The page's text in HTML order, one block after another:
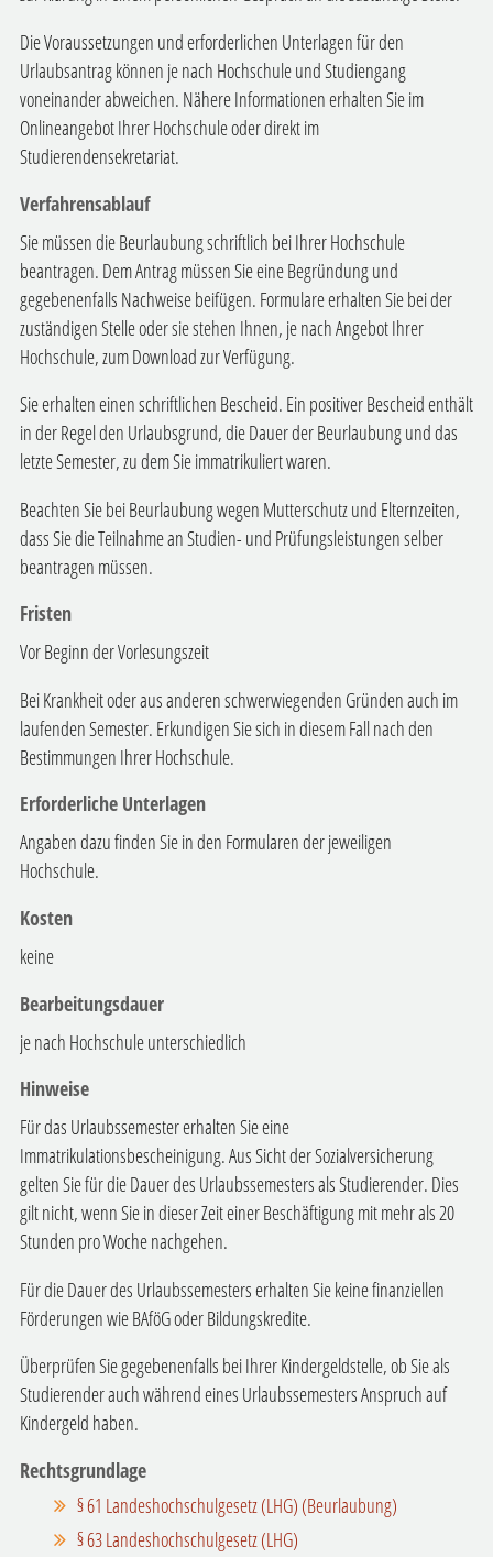
Die Voraussetzungen und erforderlichen Unterlagen für den
Urlaubsantrag können je nach Hochschule und Studiengang
voneinander abweichen. Nähere Informationen erhalten Sie im
Onlineangebot Ihrer Hochschule oder direkt im
Studierendensekretariat.
Verfahrensablauf
Sie müssen die Beurlaubung schriftlich bei Ihrer Hochschule
beantragen. Dem Antrag müssen Sie eine Begründung und
gegebenenfalls Nachweise beifügen. Formulare erhalten Sie bei der
zuständigen Stelle oder sie stehen Ihnen, je nach Angebot Ihrer
Hochschule, zum Download zur Verfügung.
Sie erhalten einen schriftlichen Bescheid. Ein positiver Bescheid enthält
in der Regel den Urlaubsgrund, die Dauer der Beurlaubung und das
letzte Semester, zu dem Sie immatrikuliert waren.
Beachten Sie bei Beurlaubung wegen Mutterschutz und Elternzeiten,
dass Sie die Teilnahme an Studien- und Prüfungsleistungen selber
beantragen müssen.
Fristen
Vor Beginn der Vorlesungszeit
Bei Krankheit oder aus anderen schwerwiegenden Gründen auch im
laufenden Semester. Erkundigen Sie sich in diesem Fall nach den
Bestimmungen Ihrer Hochschule.
Erforderliche Unterlagen
Angaben dazu finden Sie in den Formularen der jeweiligen
Hochschule.
Kosten
keine
Bearbeitungsdauer
je nach Hochschule unterschiedlich
Hinweise
Für das Urlaubssemester erhalten Sie eine
Immatrikulationsbescheinigung. Aus Sicht der Sozialversicherung
gelten Sie für die Dauer des Urlaubssemesters als Studierender. Dies
gilt nicht, wenn Sie in dieser Zeit einer Beschäftigung mit mehr als 20
Stunden pro Woche nachgehen.
Für die Dauer des Urlaubssemesters erhalten Sie keine finanziellen
Förderungen wie BAföG oder Bildungskredite.
Überprüfen Sie gegebenenfalls bei Ihrer Kindergeldstelle, ob Sie als
Studierender auch während eines Urlaubssemesters Anspruch auf
Kindergeld haben.
Rechtsgrundlage
§ 61 Landeshochschulgesetz (LHG) (Beurlaubung)
§ 63 Landeshochschulgesetz (LHG)